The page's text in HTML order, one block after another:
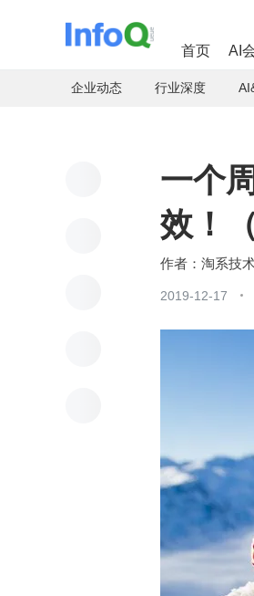
首页 AI
企业动态 行业深度
一个
效！
淘系技
2019-12-17